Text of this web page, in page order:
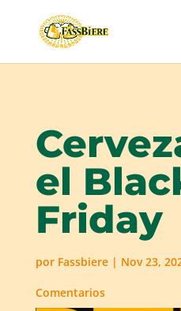
el
Friday
por Fassbiere| Nov 23,
Comentarios